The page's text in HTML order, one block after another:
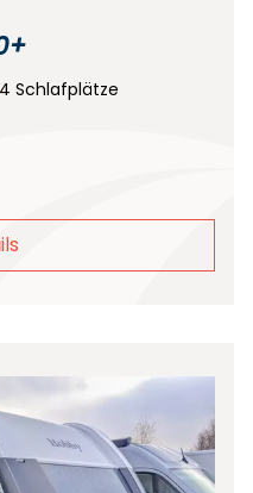
4 Schlafplätze